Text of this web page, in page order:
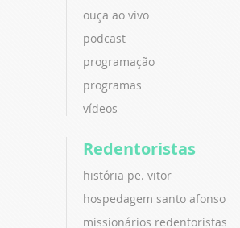
ouça ao vivo
podcast
programação
programas
vídeos
Redentoristas
história pe. vitor
hospedagem santo afonso
missionários redentoristas